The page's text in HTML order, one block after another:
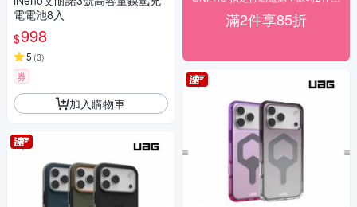
電電池8入
$998
5 (3)
券
加入購物車
滿2件享85折